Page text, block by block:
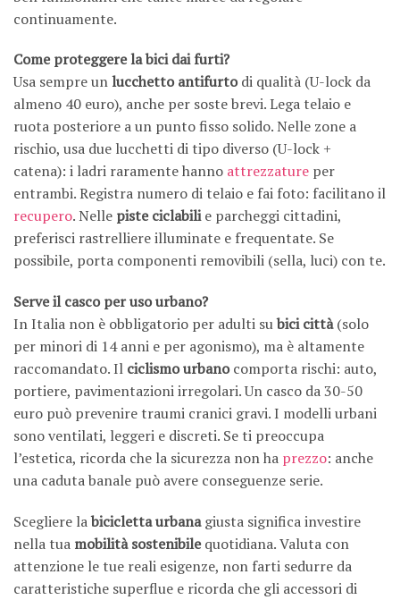
continuamente.
Come proteggere la bici dai furti?
Usa sempre unlucchetto antifurtodi qualità (U-lock da
almeno 40 euro), anche per soste brevi. Lega telaio e
ruota posteriore a un punto fisso solido. Nelle zone a
rischio, usa due lucchetti di tipo diverso (U-lock +
catena): i ladri raramente hanno attrezzature per
entrambi. Registra numero di telaio e fai foto: facilitano il
recupero. Nelle piste ciclabilie parcheggi cittadini,
preferisci rastrelliere illuminate e frequentate. Se
possibile, porta componenti removibili (sella, luci) con te.
Serve il casco per uso urbano?
In Italia non è obbligatorio per adulti subici città(solo
per minori di 14 anni e per agonismo), ma è altamente
raccomandato. Il ciclismo urbanocomporta rischi: auto,
portiere, pavimentazioni irregolari. Un casco da 30-50
euro può prevenire traumi cranici gravi. I modelli urbani
sono ventilati, leggeri e discreti. Se ti preoccupa
l’estetica, ricorda che la sicurezza non ha prezzo: anche
una caduta banale può avere conseguenze serie.
Scegliere labicicletta urbanagiusta significa investire
nella tua mobilità sostenibilequotidiana. Valuta con
attenzione le tue reali esigenze, non farti sedurre da
caratteristiche superflue e ricorda che gli accessori di